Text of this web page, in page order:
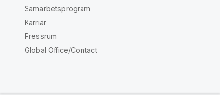
Samarbetsprogram
Karriär
Pressrum
Global Office/Contact